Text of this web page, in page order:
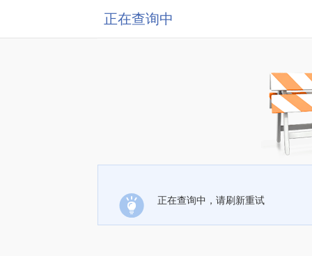
正在查询中
正在查询中，请刷新重试